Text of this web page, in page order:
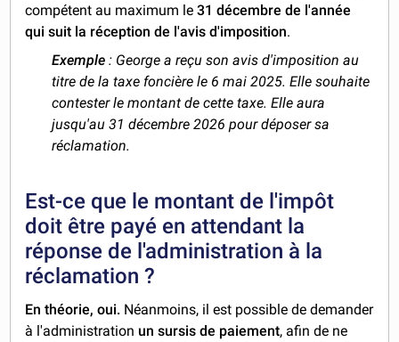
compétent au maximum le31 décembre de l'année
qui suit la réception de l'avis d'imposition.
Exemple : George a reçu son avis d'imposition au
titre de la taxe foncière le 6 mai 2025. Elle souhaite
contester le montant de cette taxe. Elle aura
jusqu'au 31 décembre 2026 pour déposer sa
réclamation.
Est-ce que le montant de l'impôt
doit être payé en attendant la
réponse de l'administration à la
réclamation ?
En théorie, oui. Néanmoins, il est possible de demander
à l'administration un sursis de paiement, afin de ne